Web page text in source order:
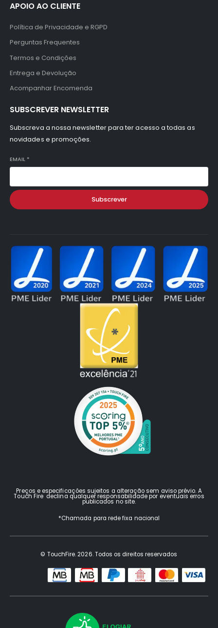
APOIO AO CLIENTE
Política de Privacidade e RGPD
Perguntas Frequentes
Termos e Condições
Entrega e Devolução
Acompanhar Encomenda
SUBSCREVER NEWSLETTER
Subscreva a nossa newsletter para ter acesso a todas as
novidades e promoções.
EMAIL *
Subscrever
Preços e especificações sujeitos a alteração sem aviso prévio. A
Touch Fire declina qualquer responsabilidade por eventuais erros
publicados no site.
*Chamada para rede fixa nacional
© TouchFire. 2026. Todos os direitos reservados